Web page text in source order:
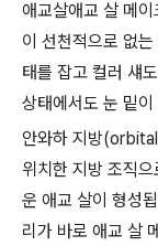
애교살애교 살 메
이 선천적으로 없
태를 잡고 컬러 섀
상태에서도 눈 밑
안와하 지방
위치한 지방 조직
운 애교 살이 형성
리가 바로 애교 살